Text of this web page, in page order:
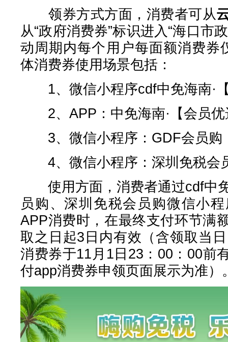
领券方式方面，消费者可从
从“政府消费券”标识进入“海口市
动周期内每个用户每面额消费券
体消费券使用场景包括：
1、微信小程序cdf中免海南·
2、APP：中免海南·【会员优
3、微信小程序：GDF会员购
4、微信小程序：深圳免税会
使用方面，消费者通过cdf中
员购、深圳免税会员购微信小
APP消费时，在最终支付环节满
取之日起3日内有效（含领取当
消费券于11月1日23：00：00前
付app消费券申领页面展示为准）